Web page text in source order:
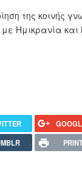
της κοινής
με Ημικρανία